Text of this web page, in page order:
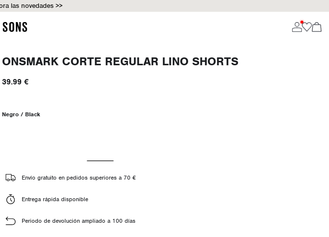
las novedades >>
ONSMARK CORTE REGULAR LINO SHORTS
39.99 €
Negro / Black
Envío gratuito en pedidos superiores a 70 €
Entrega rápida disponible
Periodo de devolución ampliado a 100 días